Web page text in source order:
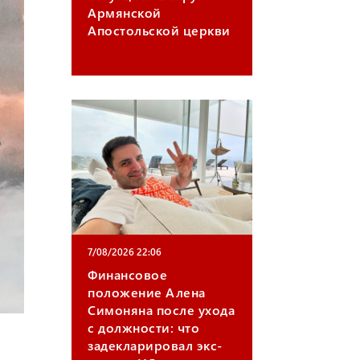
Армянской
Апостольской церкви
7/08/2026 22:06
Финансовое
положение Алена
Симоняна после ухода
с должности: что
задекларировал экс-